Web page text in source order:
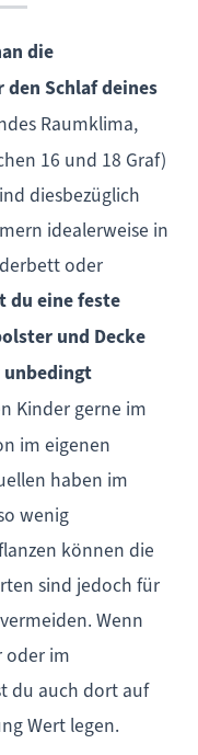
die
Schlaf deines
Raumklima,
16 und 18 Graf)
diesbezüglich
idealerweise in
oder
du eine feste
und Decke
unbedingt
Kinder gerne im
im eigenen
haben im
wenig
können die
sind jedoch für
Wenn
oder im
du auch dort auf
Wert legen.